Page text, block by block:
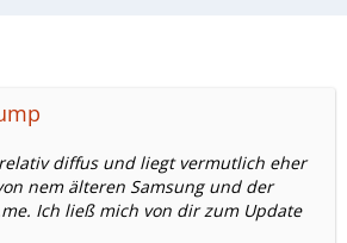
diffus und liegt vermutlich eher
nem älteren Samsung und der
Ich ließ mich von dir zum Update